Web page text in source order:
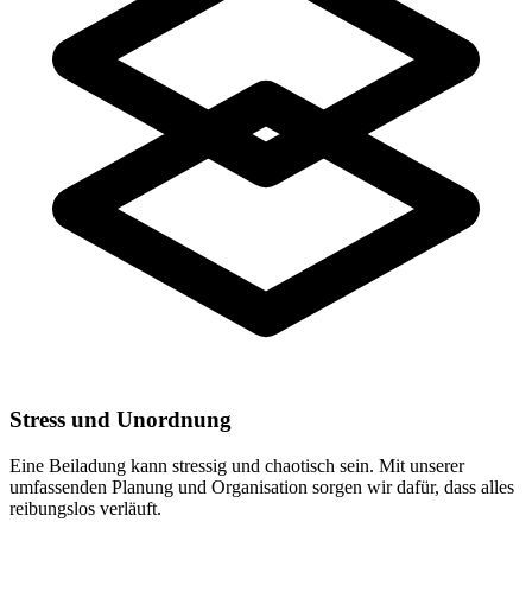
Stress und Unordnung
Eine Beiladung kann stressig und chaotisch sein. Mit unserer
umfassenden Planung und Organisation sorgen wir dafür, dass alles
reibungslos verläuft.